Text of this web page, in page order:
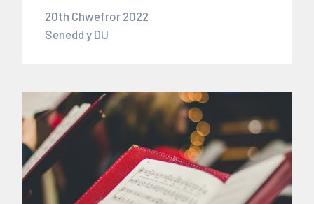
20th Chwefror 2022
Senedd y DU